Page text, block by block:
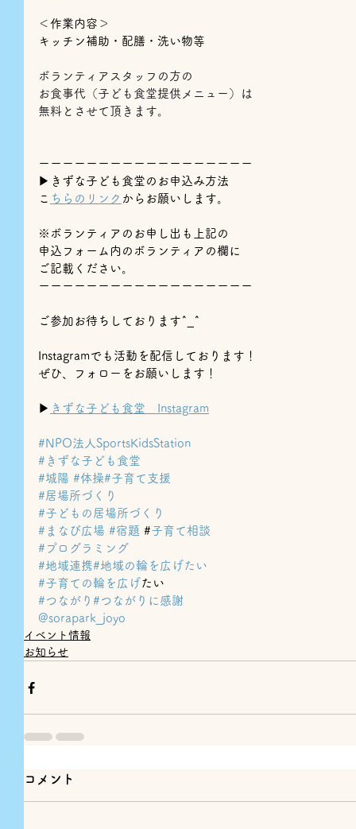
＜作業内容＞
キッチン補助・配膳・洗い物等
ボランティアスタッフの方の
お食事代（子ども食堂提供メニュー）は
無料とさせて頂きます。
ーーーーーーーーーーーーーーーーーー
▶︎きずな子ども食堂のお申込み方法
⁡ こちらのリンク からお願いします。
※ボランティアのお申し出も上記の
申込フォーム内のボランティアの欄に
ご記載ください。
ーーーーーーーーーーーーーーーーーー
ご参加お待ちしております^_^
Instagramでも活動を配信しております！
ぜひ、フォローをお願いします！
▶ きずな子ども食堂　Instagram
#NPO法人SportsKidsStation
#きずな子ども食堂
#城陽 #体操#子育て支援
#居場所づくり
#子どもの居場所づくり
#まなび広場 #宿題 #子育て相談
#プログラミング
#地域連携#地域の輪を広げたい
#子育ての輪を広げ たい
#つながり #つながりに感謝
@sorapark_joyo
イベント情報
お知らせ
コメント